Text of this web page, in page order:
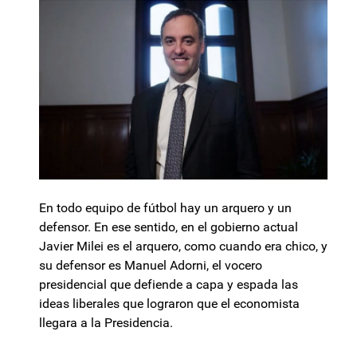
En todo equipo de fútbol hay un arquero y un
defensor. En ese sentido, en el gobierno actual
Javier Milei es el arquero, como cuando era chico, y
su defensor es Manuel Adorni, el vocero
presidencial que defiende a capa y espada las
ideas liberales que lograron que el economista
llegara a la Presidencia.